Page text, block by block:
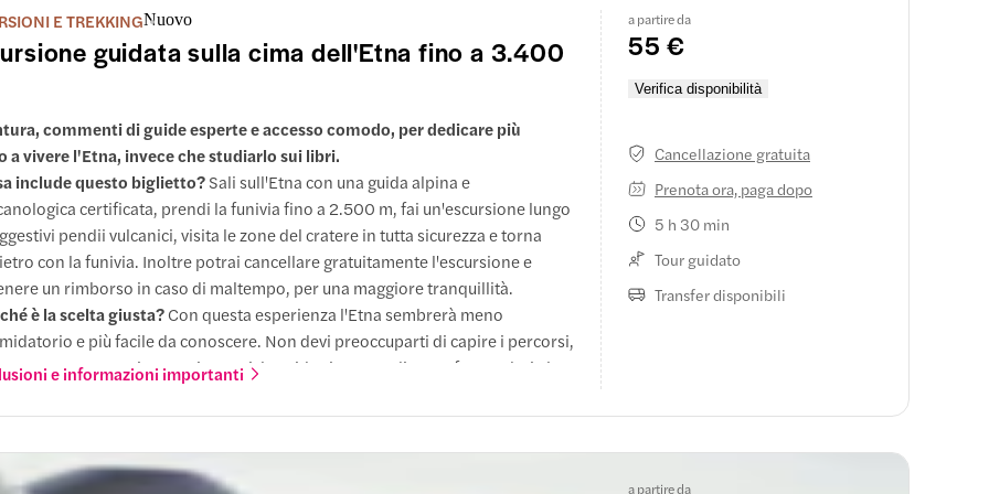
gratuito
a 2.000 metri di altitudine e immergiti in un drammatico paesaggio
circondato da antichi crateri e da ampie vedute delle pendici dell'Etna.
fare
guidata
E TREKKINGNuovo
guidata sulla cima dell'Etna fino a 3.400
a partire da
55 €
Verifica disponibilità
Cancellazione gratuita
Prenota ora, paga dopo
5 h 30 min
Tour guidato
Transfer disponibili
commenti di guide esperte e accesso comodo, per dedicare più
a vivere l'Etna, invece che studiarlo sui libri.
include questo biglietto?Sali sull'Etna con una guida alpina e
certificata, prendi la funivia fino a 2.500 m, fai un'escursione lungo
pendii vulcanici, visita le zone del cratere in tutta sicurezza e torna
con la funivia. Inoltre potrai cancellare gratuitamente l'escursione e
un rimborso in caso di maltempo, per una maggiore tranquillità.
è la scelta giusta?Con questa esperienza l'Etna sembrerà meno
e più facile da conoscere. Non devi preoccuparti di capire i percorsi,
o come raggiungere i crateri: la guida si occupa di tutto, fornendoti al
ti fa risparmiare tempo, permettendoti di arrivare più velocemente a
solo alla salita.
e informazioni importanti
a partire da